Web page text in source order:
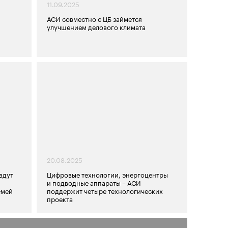
11.09.2025
АСИ совместно с ЦБ займется
улучшением делового климата
20.08.2025
Цифровые технологии, энергоцентры
и подводные аппараты – АСИ
поддержит четыре технологических
проекта